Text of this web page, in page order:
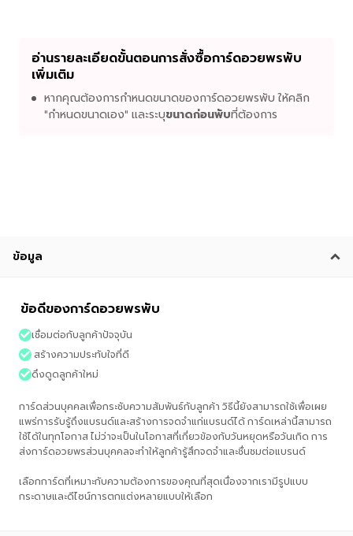
อ่านรายละเอียดขั้นตอนการสั่งซื้อการ์ดอวยพรพับ
เพิ่มเติม
หากคุณต้องการกำหนดขนาดของการ์ดอวยพรพับ ให้คลิก
"กำหนดขนาดเอง" และระบุขนาดก่อนพับที่ต้องการ
ข้อมูล
ข้อดีของการ์ดอวยพรพับ
เชื่อมต่อกับลูกค้าปัจจุบัน
สร้างความประทับใจที่ดี
ดึงดูดลูกค้าใหม่
การ์ดส่วนบุคคลเพื่อกระชับความสัมพันธ์กับลูกค้า วิธีนี้ยังสามารถใช้เพื่อเผย
แพร่การรับรู้ถึงแบรนด์และสร้างการจดจำแก่แบรนด์ได้ การ์ดเหล่านี้สามารถ
ใช้ได้ในทุกโอกาส ไม่ว่าจะเป็นในโอกาสที่เกี่ยวข้องกับวันหยุดหรือวันเกิด การ
ส่งการ์ดอวยพรส่วนบุคคลจะทำให้ลูกค้ารู้สึกจดจำและชื่นชมต่อแบรนด์
เลือกการ์ดที่เหมาะกับความต้องการของคุณที่สุดเนื่องจากเรามีรูปแบบ
กระดาษและดีไซน์การตกแต่งหลายแบบให้เลือก